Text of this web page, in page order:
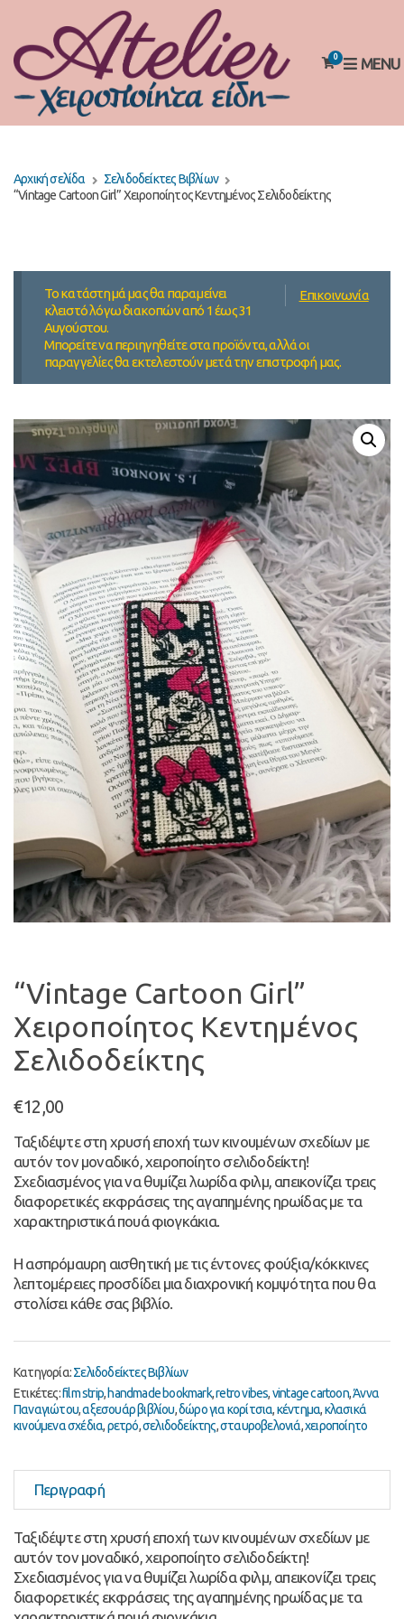
0 MENU
Αρχική σελίδα
Σελιδοδείκτες Βιβλίων
“Vintage Cartoon Girl” Χειροποίητος Κεντημένος Σελιδοδείκτης
Επικοινωνία
Το κατάστημά μας θα παραμείνει
κλειστό λόγω διακοπών από 1 έως 31
Αυγούστου.
Μπορείτε να περιηγηθείτε στα προϊόντα, αλλά οι
παραγγελίες θα εκτελεστούν μετά την επιστροφή μας.
“Vintage Cartoon Girl”
Χειροποίητος Κεντημένος
Σελιδοδείκτης
€12,00
Ταξιδέψτε στη χρυσή εποχή των κινουμένων σχεδίων με
αυτόν τον μοναδικό, χειροποίητο σελιδοδείκτη!
Σχεδιασμένος για να θυμίζει λωρίδα φιλμ, απεικονίζει τρεις
διαφορετικές εκφράσεις της αγαπημένης ηρωίδας με τα
χαρακτηριστικά πουά φιογκάκια.
Η ασπρόμαυρη αισθητική με τις έντονες φούξια/κόκκινες
λεπτομέρειες προσδίδει μια διαχρονική κομψότητα που θα
στολίσει κάθε σας βιβλίο.
Κατηγορία:Σελιδοδείκτες Βιβλίων
Ετικέτες:film strip, handmade bookmark,retro vibes,vintage cartoon,Άννα
Παναγιώτου,αξεσουάρ βιβλίου,δώρο για κορίτσια,κέντημα,κλασικά
κινούμενα σχέδια,ρετρό,σελιδοδείκτης,σταυροβελονιά,χειροποίητο
Περιγραφή
Ταξιδέψτε στη χρυσή εποχή των κινουμένων σχεδίων με
αυτόν τον μοναδικό, χειροποίητο σελιδοδείκτη!
Σχεδιασμένος για να θυμίζει λωρίδα φιλμ, απεικονίζει τρεις
διαφορετικές εκφράσεις της αγαπημένης ηρωίδας με τα